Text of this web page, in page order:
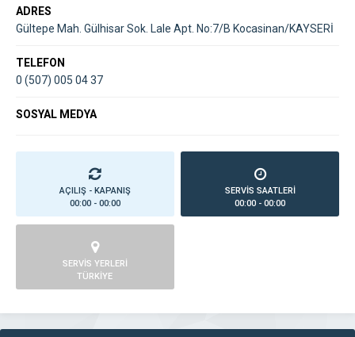
ADRES
Gültepe Mah. Gülhisar Sok. Lale Apt. No:7/B Kocasinan/KAYSERİ
TELEFON
0 (507) 005 04 37
SOSYAL MEDYA
AÇILIŞ - KAPANIŞ
00:00 - 00:00
SERVİS SAATLERİ
00:00 - 00:00
SERVİS YERLERİ
TÜRKİYE